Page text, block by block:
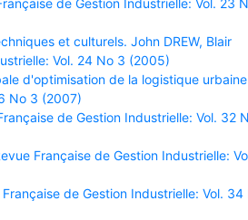
de Gestion Industrielle: Vol. 23
et culturels. John DREW, Blair
Vol. 24 No 3 (2005)
d'optimisation de la logistique
No 3 (2007)
de Gestion Industrielle: Vol. 32
Française de Gestion Industrielle:
de Gestion Industrielle: Vol. 34